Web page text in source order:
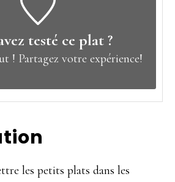
testé ce plat ?
! Partagez votre expérience!
les petits plats dans les